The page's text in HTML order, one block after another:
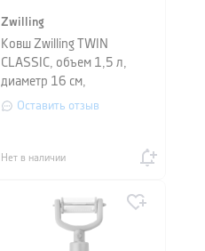
Zwilling
Ковш Zwilling TWIN
CLASSIC, объем 1,5 л,
диаметр 16 см,
серебристый
Оставить отзыв
Нет в наличии